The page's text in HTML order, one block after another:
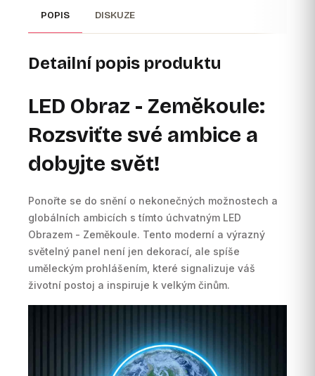
POPIS DISKUZE
Detailní popis produktu
LED Obraz - Zeměkoule:
Rozsviťte své ambice a
dobyjte svět!
Ponořte se do snění o nekonečných možnostech a
globálních ambicích s tímto úchvatným LED
Obrazem - Zeměkoule. Tento moderní a výrazný
světelný panel není jen dekorací, ale spíše
uměleckým prohlášením, které signalizuje váš
životní postoj a inspiruje k velkým činům.